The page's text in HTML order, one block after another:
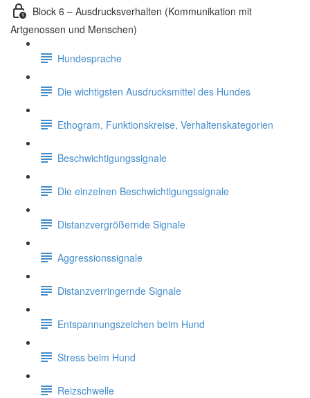
Block 6 – Ausdrucksverhalten (Kommunikation mit
Artgenossen und Menschen)
Hundesprache
Die wichtigsten Ausdrucksmittel des Hundes
Ethogram, Funktionskreise, Verhaltenskategorien
Beschwichtigungssignale
Die einzelnen Beschwichtigungssignale
Distanzvergrößernde Signale
Aggressionssignale
Distanzverringernde Signale
Entspannungszeichen beim Hund
Stress beim Hund
Reizschwelle